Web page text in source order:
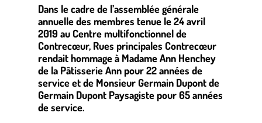
Dans le cadre de l’assemblée générale
annuelle des membres tenue le 24 avril
2019 au Centre multifonctionnel de
Contrecœur, Rues principales Contrecœur
rendait hommage à Madame Ann Henchey
de la Pâtisserie Ann pour 22 années de
service et de Monsieur Germain Dupont de
Germain Dupont Paysagiste pour 65 années
de service.